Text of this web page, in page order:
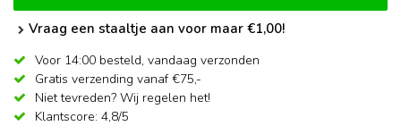
Vraag een staaltje aan voor maar €1,00!
Voor 14:00 besteld, vandaag verzonden
Gratis verzending vanaf €75,-
Niet tevreden? Wij regelen het!
Klantscore: 4,8/5